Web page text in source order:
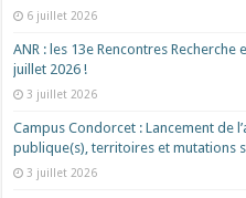
6 juillet 2026
ANR : les 13e Rencontres Recherche
juillet 2026 !
3 juillet 2026
Campus Condorcet : Lancement de
publique(s), territoires et mutations
3 juillet 2026